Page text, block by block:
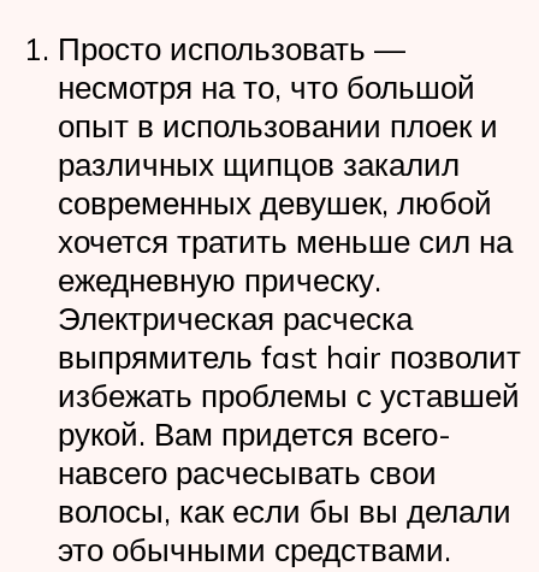
Просто использовать —
несмотря на то, что большой
опыт в использовании плоек и
различных щипцов закалил
современных девушек, любой
хочется тратить меньше сил на
ежедневную прическу.
Электрическая расческа
выпрямитель fast hair позволит
избежать проблемы с уставшей
рукой. Вам придется всего-
навсего расчесывать свои
волосы, как если бы вы делали
это обычными средствами.